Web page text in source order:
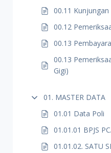
00.11 Kunjungan
00.12
00.13
00.13
Gigi)
01. MASTER DATA
01.01 Data Poli
01.01.01 BPJS
01.01.02. SATU